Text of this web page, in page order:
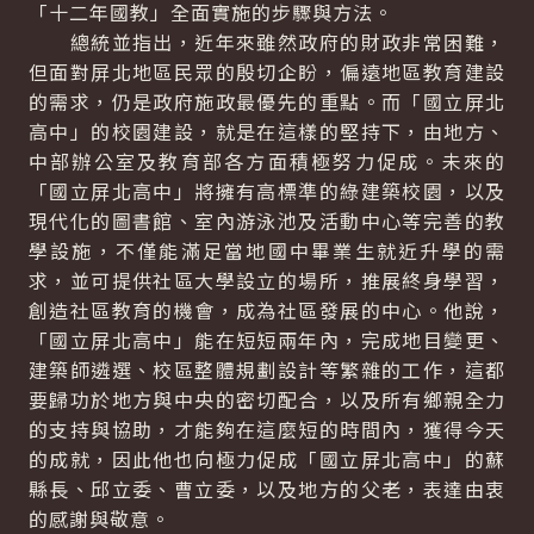
「十二年國教」全面實施的步驟與方法。
總統並指出，近年來雖然政府的財政非常困難，
但面對屏北地區民眾的殷切企盼，偏遠地區教育建設
的需求，仍是政府施政最優先的重點。而「國立屏北
高中」的校園建設，就是在這樣的堅持下，由地方、
中部辦公室及教育部各方面積極努力促成。未來的
「國立屏北高中」將擁有高標準的綠建築校園，以及
現代化的圖書館、室內游泳池及活動中心等完善的教
學設施，不僅能滿足當地國中畢業生就近升學的需
求，並可提供社區大學設立的場所，推展終身學習，
創造社區教育的機會，成為社區發展的中心。他說，
「國立屏北高中」能在短短兩年內，完成地目變更、
建築師遴選、校區整體規劃設計等繁雜的工作，這都
要歸功於地方與中央的密切配合，以及所有鄉親全力
的支持與協助，才能夠在這麼短的時間內，獲得今天
的成就，因此他也向極力促成「國立屏北高中」的蘇
縣長、邱立委、曹立委，以及地方的父老，表達由衷
的感謝與敬意。